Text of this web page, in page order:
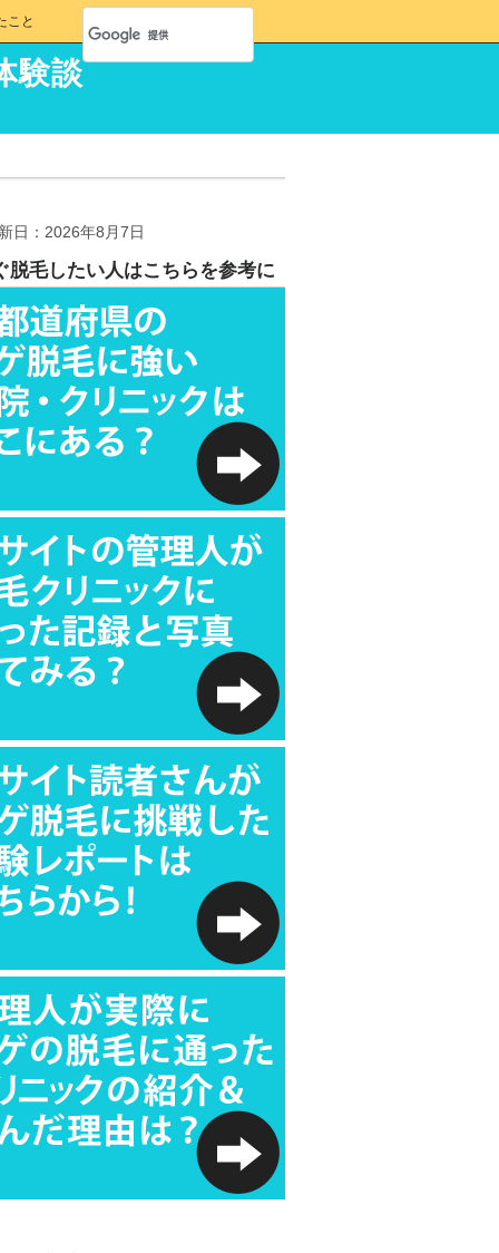
験談
日：2026年8月7日
脱毛したい人はこちらを参考に
こと